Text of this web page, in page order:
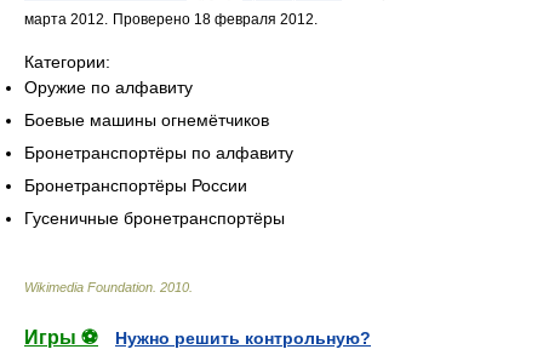
марта 2012.
Проверено 18 февраля 2012.
Категории:
Оружие по алфавиту
Боевые машины огнемётчиков
Бронетранспортёры по алфавиту
Бронетранспортёры России
Гусеничные бронетранспортёры
Wikimedia Foundation 2010
Игры ⚽
Нужно решить контрольную?